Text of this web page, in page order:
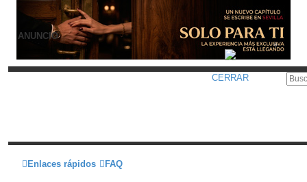
Enlaces rápidos FAQ
ANUNCIO
CERRAR